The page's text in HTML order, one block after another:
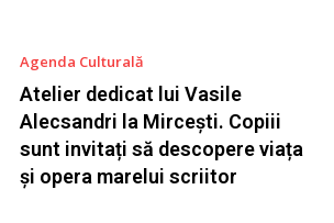
Agenda Culturală
Atelier dedicat lui Vasile
Alecsandri la Mircești. Copiii
sunt invitați să descopere viața
și opera marelui scriitor